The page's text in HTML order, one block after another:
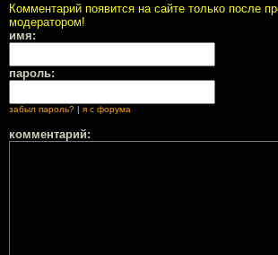
Комментарий появится на сайте только после
модератором!
имя:
пароль:
забыл пароль? | я с форума
комментарий: